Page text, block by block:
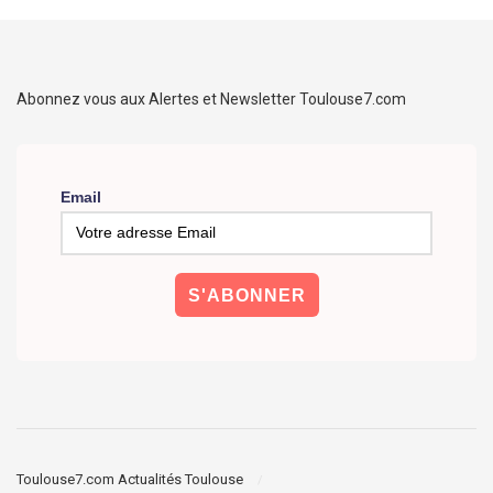
Abonnez vous aux Alertes et Newsletter Toulouse7.com
Email
Toulouse7.com Actualités Toulouse